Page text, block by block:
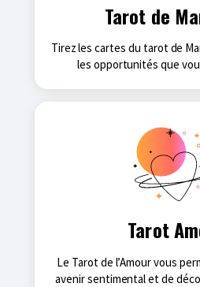
Tarot de
Tirez les cartes du tarot de Marseille pour découvrir
les opportunités que
Tarot
Le Tarot de l’Amour vous permet d’explorer votre
avenir sentimental et de